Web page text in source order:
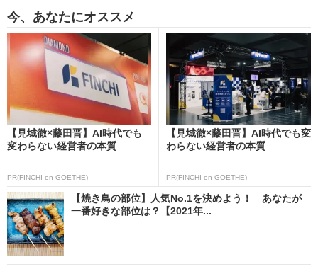
今、あなたにオススメ
【見城徹×藤田晋】AI時代でも
変わらない経営者の本質
PR(FINCHI on GOETHE)
【見城徹×藤田晋】AI時代でも変
わらない経営者の本質
PR(FINCHI on GOETHE)
【焼き鳥の部位】人気No.1を決めよう！ あなたが
一番好きな部位は？【2021年...